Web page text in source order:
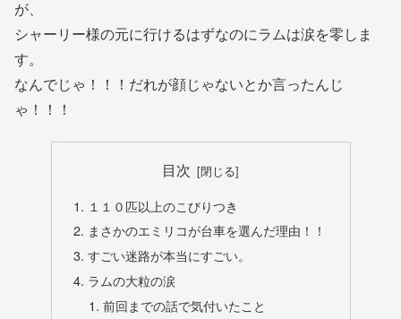
が、
シャーリー様の元に行けるはずなのにラムは涙を零しま
す。
なんでじゃ！！！だれが顔じゃないとか言ったんじ
ゃ！！！
目次
１１０匹以上のこびりつき
まさかのエミリコが台車を選んだ理由！！
すごい迷路が本当にすごい。
ラムの大粒の涙
前回までの話で気付いたこと